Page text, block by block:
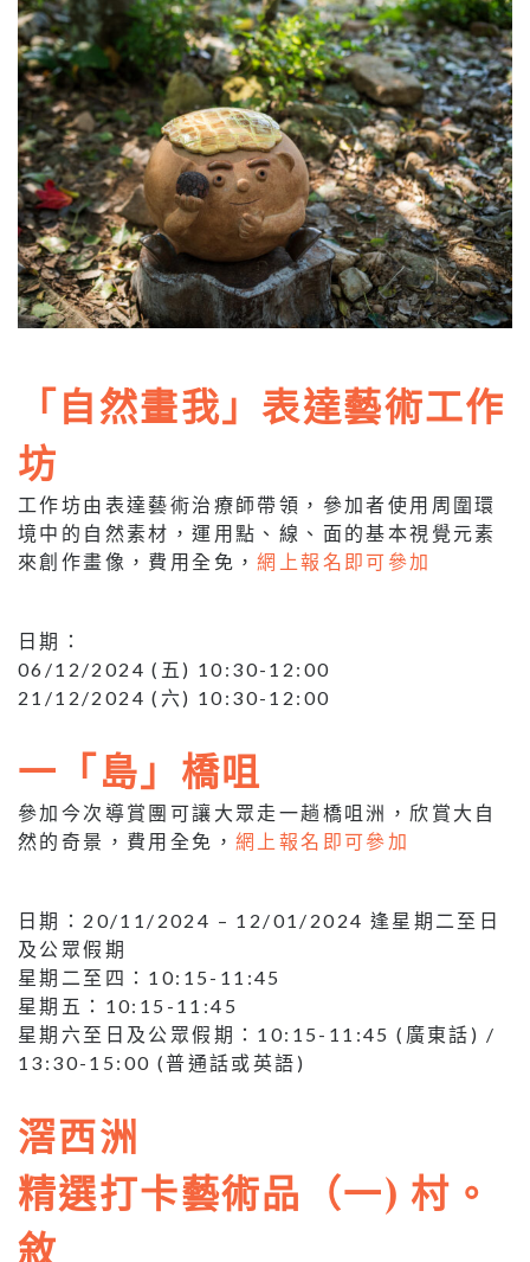
「自然畫我」表達藝術工作
坊
工作坊由表達藝術治療師帶領，參加者使用周圍環
境中的自然素材，運用點、線、面的基本視覺元素
來創作畫像，費用全免，網上報名即可參加
日期：
06/12/2024 (五) 10:30-12:00
21/12/2024 (六) 10:30-12:00
一「島」橋咀
參加今次導賞團可讓大眾走一趟橋咀洲，欣賞大自
然的奇景，費用全免， 網上報名即可參加
日期：20/11/2024 – 12/01/2024 逢星期二至日
及公眾假期
星期二至四：10:15-11:45
星期五：10:15-11:45
星期六至日及公眾假期：10:15-11:45 (廣東話) /
13:30-15:00 (普通話或英語)
滘西洲
精選打卡藝術品（一) 村。
敘